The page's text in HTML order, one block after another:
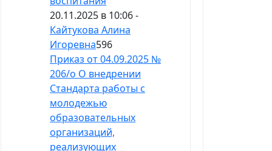
20.11.2025 в 10:06 -
Кайтукова Алина
Игоревна596
Приказ от 04.09.2025 №
206/о О внедрении
Стандарта работы с
молодежью
образовательных
организаций,
реализующих